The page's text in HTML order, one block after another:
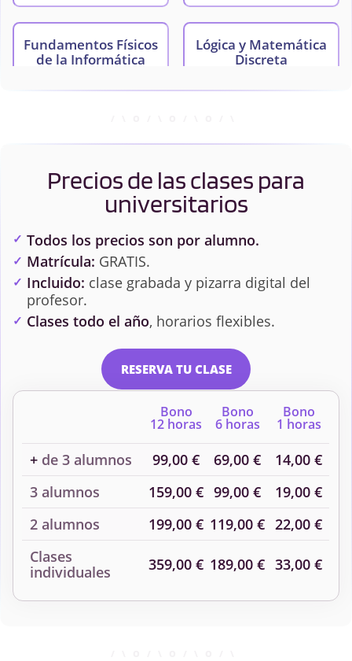
Fundamentos Físicos
de la Informática
Lógica y Matemática
Discreta
Precios de las clases para
universitarios
Todos los precios son por alumno.
Matrícula: GRATIS.
Incluido: clase grabada y pizarra digital del
profesor.
Clases todo el año, horarios flexibles.
RESERVA TU CLASE
Bono
12 horas
Bono
6 horas
Bono
1 horas
+ de 3 alumnos 99,00 € 69,00 €
14,00 €
3 alumnos
159,00 € 99,00 €
19,00 €
2 alumnos
199,00 € 119,00 € 22,00 €
Clases
individuales
359,00 € 189,00 € 33,00 €